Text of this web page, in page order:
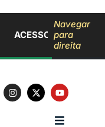
ACESSO À
Navegar
para
direita